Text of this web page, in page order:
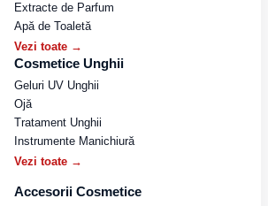
Extracte de Parfum
Apă de Toaletă
Vezi toate →
Cosmetice Unghii
Geluri UV Unghii
Ojă
Tratament Unghii
Instrumente Manichiură
Vezi toate →
Accesorii Cosmetice